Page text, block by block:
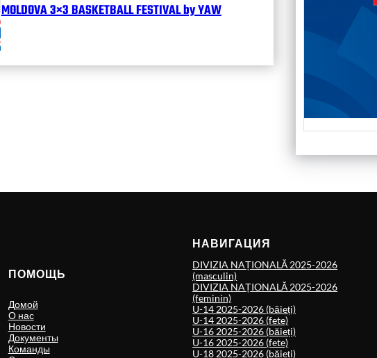
MOLDOVA 3×3 BASKETBALL FESTIVAL by YAW
ПОМОЩЬ
Домой
О нас
Новости
Документы
Команды
НАВИГАЦИЯ
DIVIZIA NAȚIONALĂ 2025-2026
(masculin)
DIVIZIA NAȚIONALĂ 2025-2026
(feminin)
U-14 2025-2026 (băieți)
U-14 2025-2026 (fete)
U-16 2025-2026 (băieți)
U-16 2025-2026 (fete)
U-18 2025-2026 (băieți)